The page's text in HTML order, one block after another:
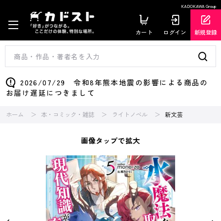
KADOKAWA Group
カート ログイン 新規登録
2026/07/29 令和8年熊本地震の影響による商品の
お届け遅延につきまして
ホーム 本・コミック・雑誌 ライトノベル 新文芸
画像タップで拡大